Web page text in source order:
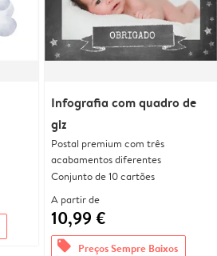
Infografia com quadro de
giz
Postal premium com três
acabamentos diferentes
Conjunto de 10 cartões
A partir de
10,99 €
offers Preços Sempre Baixos